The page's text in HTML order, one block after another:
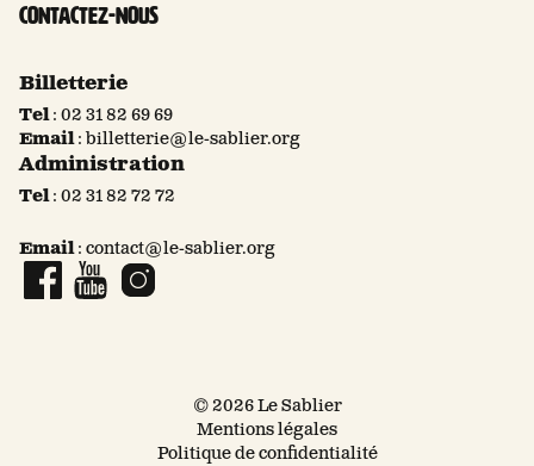
Contactez-nous
Billetterie
Tel: 02 31 82 69 69
Email:billetterie@le-sablier.org
Administration
Tel: 02 31 82 72 72
Email: contact@le-sablier.org
© 2026 Le Sablier
Mentions légales
Politique de confidentialité